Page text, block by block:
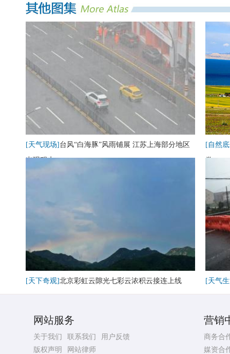
[天气现场] 台风“白海豚”风雨铺展 江苏上海部分地区
出现积水
[自然
卷
[天下奇观]北京彩虹云隙光七彩云浓积云接连上线 [天气
网站服务
关于我们 联系我们
用户反馈
版权声明
网站律师
营销
商务合
媒资合